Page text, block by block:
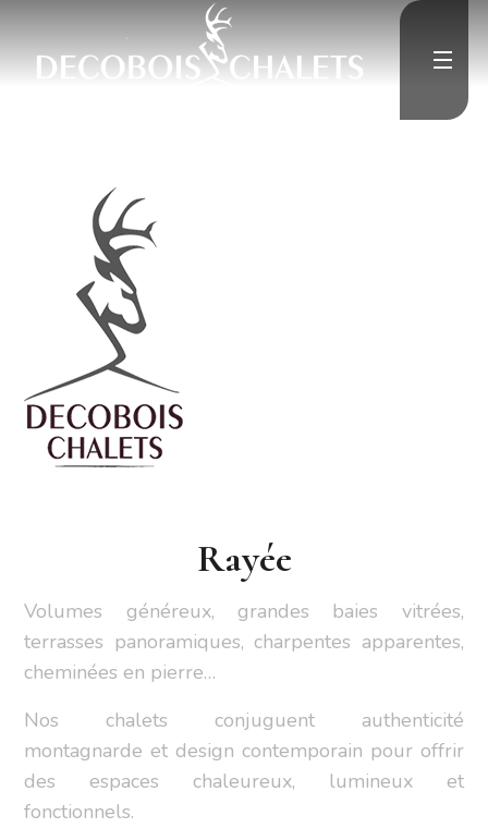
Rénovation
Médias
">
Contact
Rayée
Volumes généreux, grandes baies vitrées,
terrasses panoramiques, charpentes apparentes,
cheminées en pierre…
Nos chalets conjuguent authenticité
montagnarde et design contemporain pour offrir
des espaces chaleureux, lumineux et
fonctionnels.